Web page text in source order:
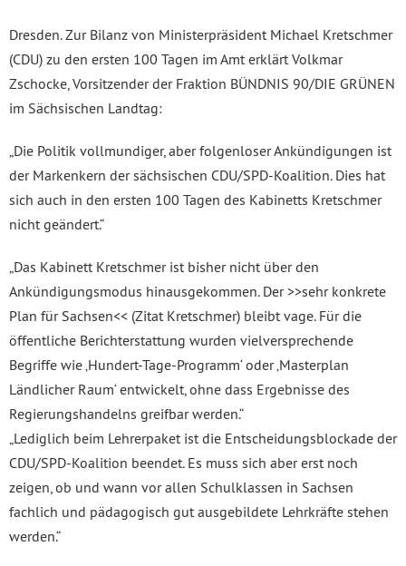
Dresden. Zur Bilanz von Ministerpräsident Michael Kretschmer
(CDU) zu den ersten 100 Tagen im Amt erklärt Volkmar
Zschocke, Vorsitzender der Fraktion BÜNDNIS 90/DIE GRÜNEN
im Sächsischen Landtag:
„Die Politik vollmundiger, aber folgenloser Ankündigungen ist
der Markenkern der sächsischen CDU/SPD-Koalition. Dies hat
sich auch in den ersten 100 Tagen des Kabinetts Kretschmer
nicht geändert.“
„Das Kabinett Kretschmer ist bisher nicht über den
Ankündigungsmodus hinausgekommen. Der >>sehr konkrete
Plan für Sachsen<< (Zitat Kretschmer) bleibt vage. Für die
öffentliche Berichterstattung wurden vielversprechende
Begriffe wie ‚Hundert-Tage-Programm‘ oder ‚Masterplan
Ländlicher Raum‘ entwickelt, ohne dass Ergebnisse des
Regierungshandelns greifbar werden.“
„Lediglich beim Lehrerpaket ist die Entscheidungsblockade der
CDU/SPD-Koalition beendet. Es muss sich aber erst noch
zeigen, ob und wann vor allen Schulklassen in Sachsen
fachlich und pädagogisch gut ausgebildete Lehrkräfte stehen
werden.“